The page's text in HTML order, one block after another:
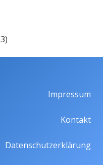
Impressum
Kontakt
Datenschutzerklärung